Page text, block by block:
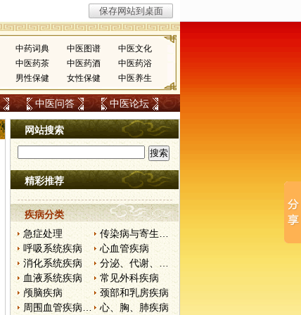
中药词典 中医图谱
中医文化
中医药茶 中医药酒
中医药浴
男性保健 女性保健 中医养生
中医问答 中医论坛
网站搜索
精彩推荐
疾病分类
急症处理
传染病与寄生虫病
呼吸系统疾病
心血管疾病
消化系统疾病
分泌、代谢、营养和肾脏疾病
血液系统疾病
常见外科疾病
颅脑疾病
颈部和乳房疾病
周围血管疾病和淋巴管疾病
心、胸、肺疾病